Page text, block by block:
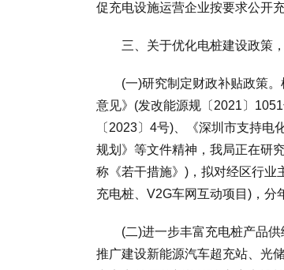
促充电设施运营企业按要求公开
三、关于优化电桩建设政策，
(一)研究制定财政补贴政策。
意见》(发改能源规〔2021〕
〔2023〕4号)、《深圳市支持
规划》等文件精神，我局正在研
称《若干措施》)，拟对经区行业
充电桩、V2G车网互动项目)，分
(二)进一步丰富充电桩产品供
推广建设新能源汽车超充站、光